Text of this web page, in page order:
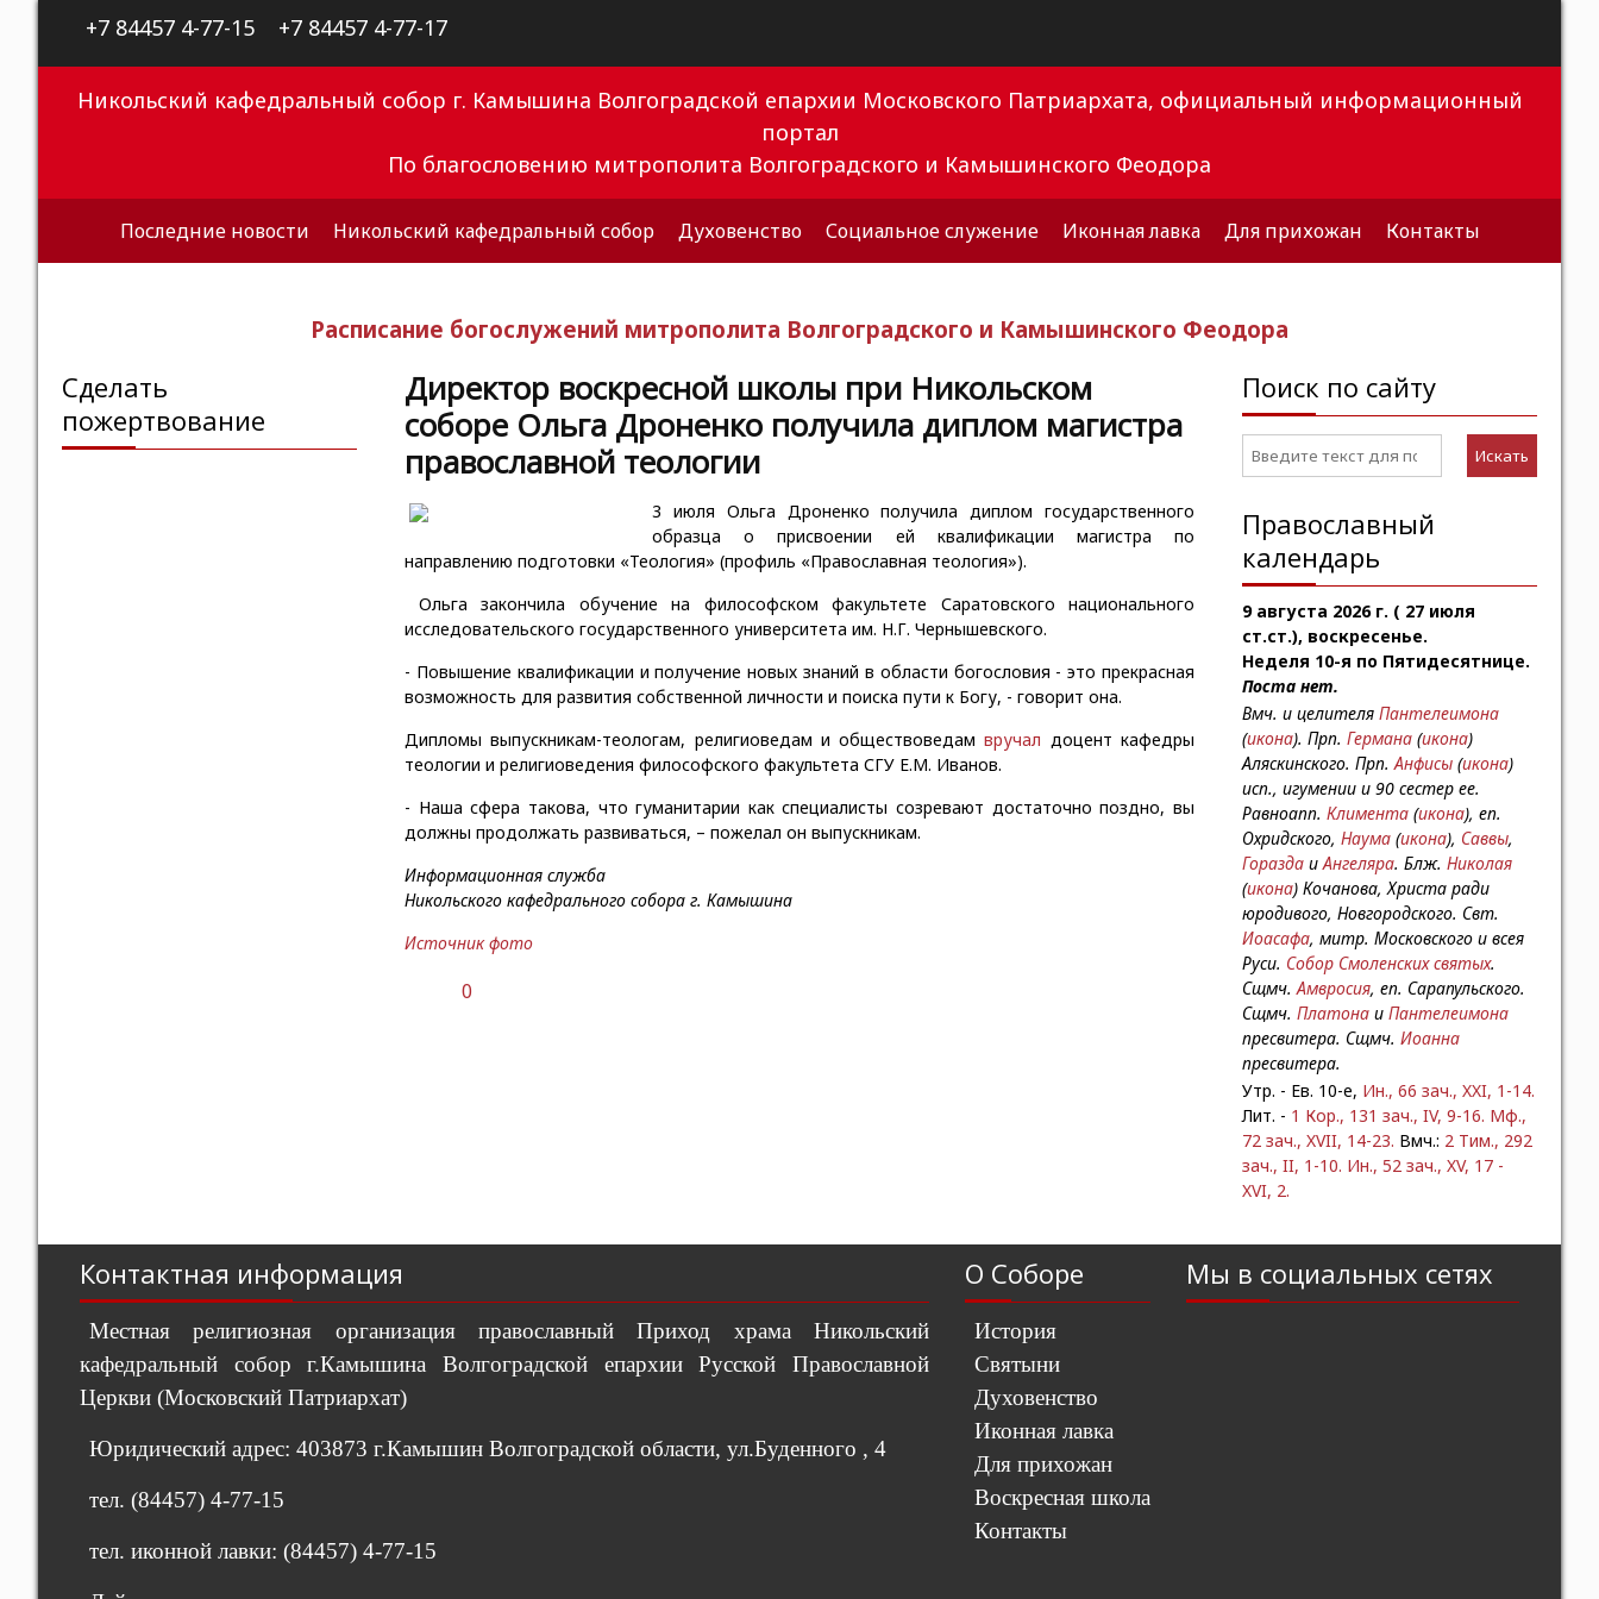
+7 84457 4-77-15 +7 84457 4-77-17
Никольский кафедральный собор г. Камышина Волгоградской епархии Московского Патриархата, официальный информационный
портал
По благословению митрополита Волгоградского и Камышинского Феодора
Последние новости Никольский кафедральный собор Духовенство Социальное служение Иконная лавка Для прихожан Контакты
Расписание богослужений митрополита Волгоградского и Камышинского Феодора
Сделать
пожертвование
Директор воскресной школы при Никольском
соборе Ольга Дроненко получила диплом магистра
православной теологии
3 июля Ольга Дроненко получила диплом государственного
образца о присвоении ей квалификации магистра по
направлению подготовки «Теология» (профиль «Православная теология»).
Ольга закончила обучение на философском факультете Саратовского национального
исследовательского государственного университета им. Н.Г. Чернышевского.
- Повышение квалификации и получение новых знаний в области богословия - это прекрасная
возможность для развития собственной личности и поиска пути к Богу, - говорит она.
Дипломы выпускникам-теологам, религиоведам и обществоведамвручал доцент кафедры
теологии и религиоведения философского факультета СГУ Е.М. Иванов.
- Наша сфера такова, что гуманитарии как специалисты созревают достаточно поздно, вы
должны продолжать развиваться, – пожелал он выпускникам.
Информационная служба
Никольского кафедрального собора г. Камышина
Источник фото
0
Поиск по сайту
Искать
Православный
календарь
9 августа 2026 г. ( 27 июля
ст.ст.), воскресенье.
Неделя 10-я по Пятидесятнице.
Поста нет.
Вмч. и целителя Пантелеимона
(икона). Прп. Германа (икона)
Аляскинского. Прп.Анфисы (икона)
исп., игумении и 90 сестер ее.
Равноапп. Климента (икона), еп.
Охридского, Наума (икона), Саввы,
Горазда иАнгеляра. Блж. Николая
(икона) Кочанова, Христа ради
юродивого, Новгородского. Свт.
Иоасафа, митр. Московского и всея
Руси. Собор Смоленских святых.
Сщмч.Амвросия, еп. Сарапульского.
Сщмч. Платона и Пантелеимона
пресвитера. Сщмч. Иоанна
пресвитера.
Утр. - Ев. 10-е, Ин., 66 зач., XXI, 1-14.
Лит. - 1 Кор., 131 зач., IV, 9-16. Мф.,
72 зач., XVII, 14-23. Вмч.: 2 Тим., 292
зач., II, 1-10. Ин., 52 зач., XV, 17 -
XVI, 2.
Контактная информация
Местная религиозная организация православный Приход храма Никольский
кафедральный собор г.Камышина Волгоградской епархии Русской Православной
Церкви (Московский Патриархат)
Юридический адрес: 403873 г.Камышин Волгоградской области, ул.Буденного , 4
тел. (84457) 4-77-15
тел. иконной лавки: (84457) 4-77-15
О Соборе
История
Святыни
Духовенство
Иконная лавка
Для прихожан
Воскресная школа
Контакты
Мы в социальных сетях